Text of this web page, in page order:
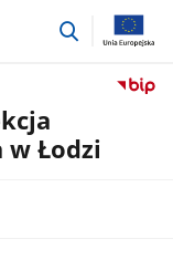
przejdź
w Łodzi